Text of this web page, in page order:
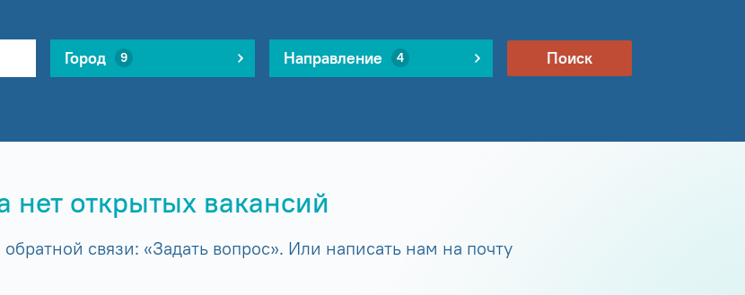
Город 9 Направление 4 Поиск
открытых вакансий
связи: «Задать вопрос». Или написать нам на почту